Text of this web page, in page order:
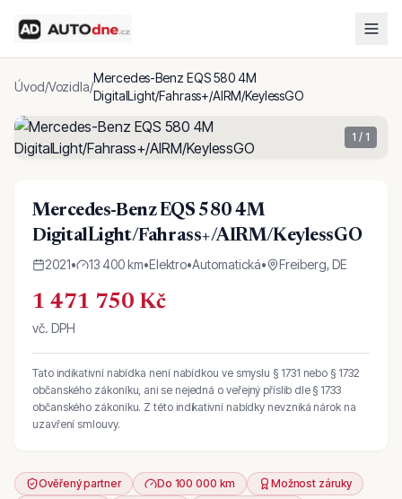
Úvod/Vozidla/
Mercedes-Benz EQS 580 4M
DigitalLight/Fahrass+/AIRM/KeylessGO
1 / 1
Mercedes-Benz EQS 580 4M
DigitalLight/Fahrass+/AIRM/KeylessGO
2021• 13 400 km•Elektro•Automatická• Freiberg, DE
1 471 750 Kč
vč. DPH
Tato indikativní nabídka není nabídkou ve smyslu § 1731 nebo § 1732
občanského zákoníku, ani se nejedná o veřejný příslib dle § 1733
občanského zákoníku. Z této indikativní nabídky nevzniká nárok na
uzavření smlouvy.
Ověřený partner Do 100 000 km
Možnost záruky